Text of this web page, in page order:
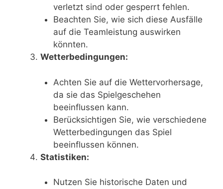
verletzt sind oder gesperrt fehlen.
Beachten Sie, wie sich diese Ausfälle
auf die Teamleistung auswirken
könnten.
Wetterbedingungen:
Achten Sie auf die Wettervorhersage,
da sie das Spielgeschehen
beeinflussen kann.
Berücksichtigen Sie, wie verschiedene
Wetterbedingungen das Spiel
beeinflussen können.
Statistiken:
Nutzen Sie historische Daten und